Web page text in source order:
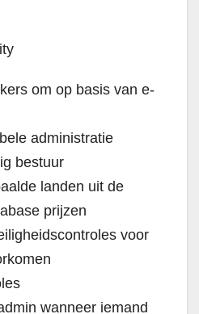
om op basis van e-
administratie
bestuur
landen uit de
prijzen
voor
wanneer iemand